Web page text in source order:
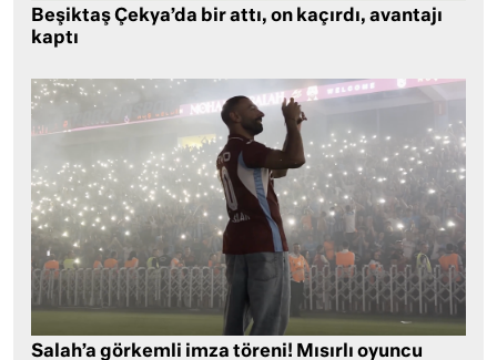
Beşiktaş Çekya’da bir attı, on kaçırdı, avantajı
kaptı
Salah’a görkemli imza töreni! Mısırlı oyuncu